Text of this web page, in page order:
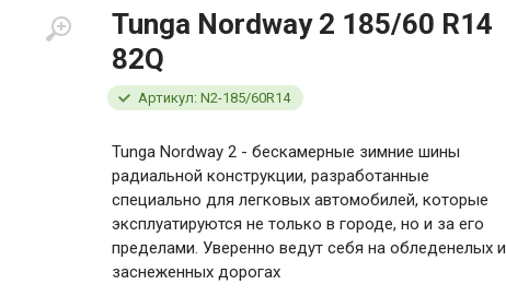
Tunga Nordway 2 185/60 R14
82Q
Артикул: N2-185/60R14
Tunga Nordway 2 - бескамерные зимние шины
радиальной конструкции, разработанные
специально для легковых автомобилей, которые
эксплуатируются не только в городе, но и за его
пределами. Уверенно ведут себя на обледенелых и
заснеженных дорогах